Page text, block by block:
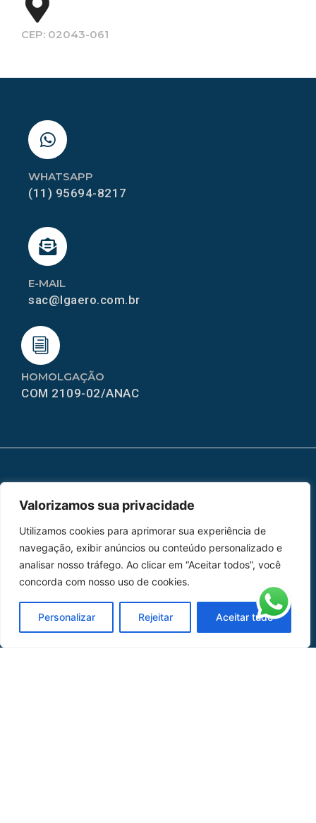
Valorizamos sua privacidade
Utilizamos cookies para aprimorar sua experiência de
navegação, exibir anúncios ou conteúdo personalizado e
analisar nosso tráfego. Ao clicar em “Aceitar todos”, você
concorda com nosso uso de cookies.
Personalizar Rejeitar Aceitar tudo
CEP: 02043-061
HOMOLGAÇÃO
COM 2109-02/ANAC
E-MAIL
sac@lgaero.com.br
WHATSAPP
(11) 95694-8217
Peças
Catálogo de Aplicações
Oficina de Mangueiras